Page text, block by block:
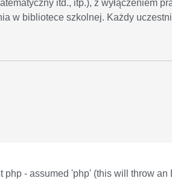
itd., itp.), z wyłączeniem
w bibliotece szkolnej. Każdy
php - assumed 'php' (this will throw